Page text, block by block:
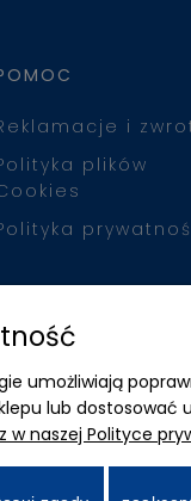
i
plików
umożliwiają
lub
w naszej Polityce